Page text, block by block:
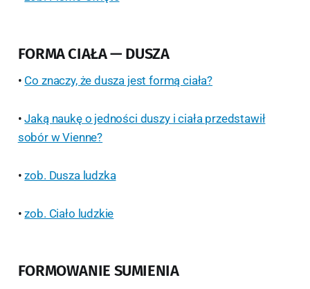
FORMA CIAŁA — DUSZA
• Co znaczy, że dusza jest formą ciała?
•Jaką naukę o jedności duszy i ciała przedstawił
sobór w Vienne?
•zob. Dusza ludzka
•zob. Ciało ludzkie
FORMOWANIE SUMIENIA